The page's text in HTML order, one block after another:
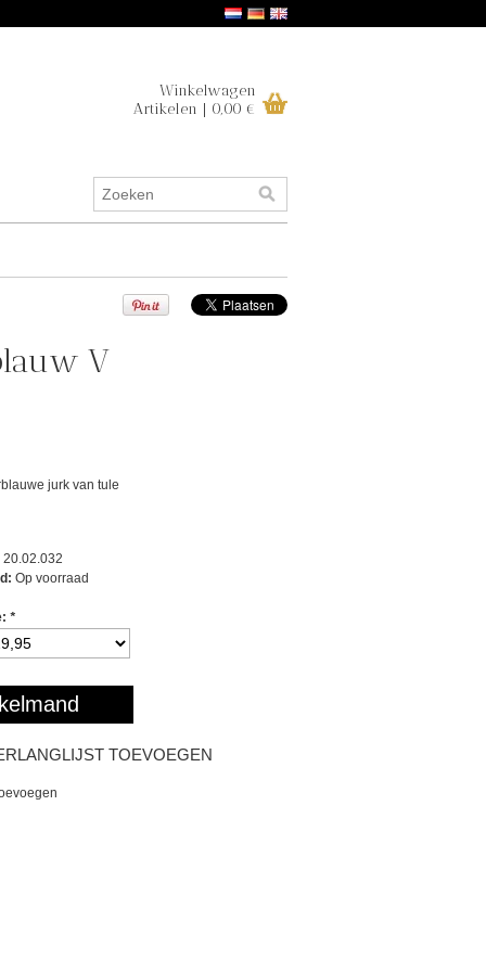
Winkelwagen
Artikelen | 0,00 €
V
jurk van tule
20.02.032
Op voorraad
*
TOEVOEGEN